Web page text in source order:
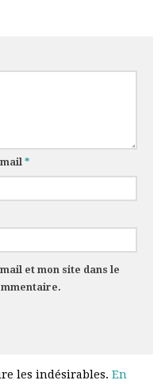
mail*
et mon site dans le
les indésirables.En